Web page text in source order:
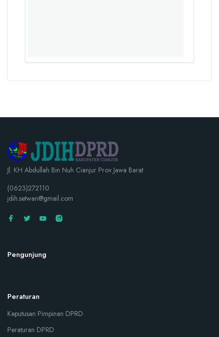
Jl. KH Abdullah Bin Nuh Cianjur Prov Jawa Barat
(0623)272110
jdih.setwan@gmail.com
Pengunjung
Peraturan
Keputusan Pimpinan DPRD
Peraturan DPRD